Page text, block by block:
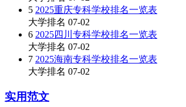
5 2025重庆专科学校排名一览表
大学排名 07-02
6 2025四川专科学校排名一览表
大学排名 07-02
7 2025海南专科学校排名一览表
大学排名 07-02
实用范文